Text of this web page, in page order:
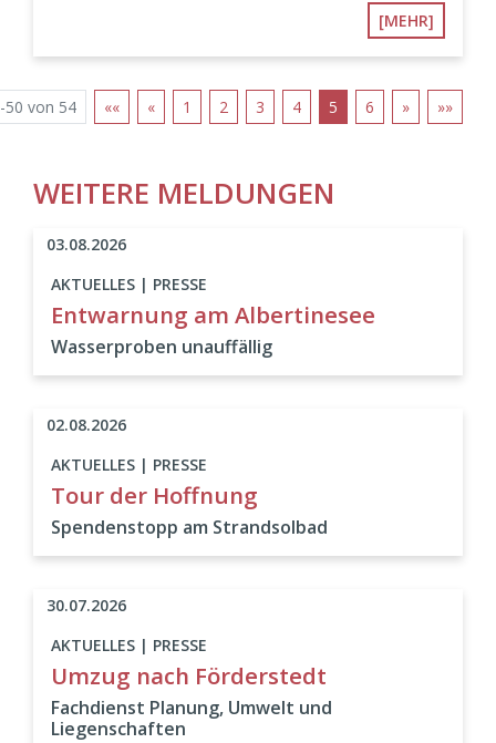
[MEHR]
50 von 54 «« « 1 2 3 4 5 6 » »»
WEITERE MELDUNGEN
AKTUELLES | PRESSE
Entwarnung am Albertinesee
Wasserproben unauffällig
03.08.2026
AKTUELLES | PRESSE
Tour der Hoffnung
Spendenstopp am Strandsolbad
02.08.2026
AKTUELLES | PRESSE
Umzug nach Förderstedt
Fachdienst Planung, Umwelt und
Liegenschaften
30.07.2026